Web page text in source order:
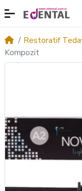
Restoratif
Kompozit